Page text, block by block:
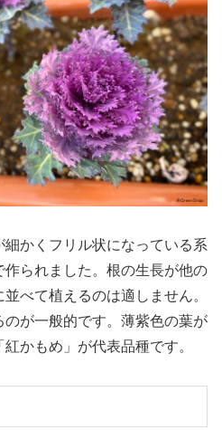
かくフリル状になっている系
られました。根の生長が他の
べて植えるのは適しません。
が一般的です。薄紫色の葉が
かもめ」が代表品種です。